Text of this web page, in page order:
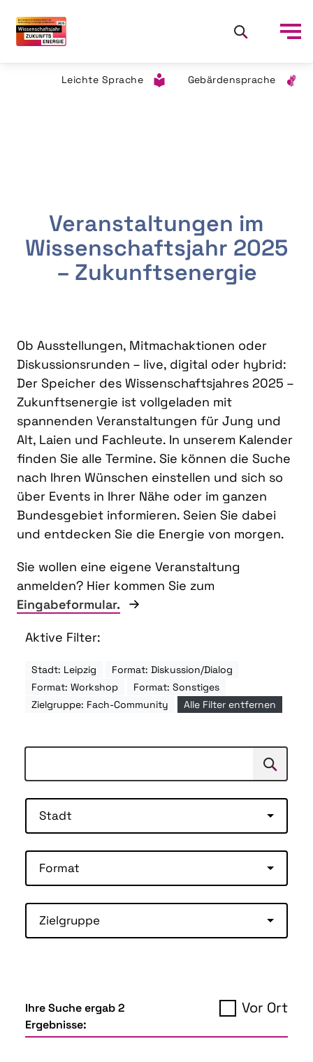
Leichte Sprache Gebärdensprache
Veranstaltungen im
Wissenschaftsjahr 2025
– Zukunftsenergie
Ob Ausstellungen, Mitmachaktionen oder
Diskussionsrunden – live, digital oder hybrid:
Der Speicher des Wissenschaftsjahres 2025 –
Zukunftsenergie ist vollgeladen mit
spannenden Veranstaltungen für Jung und
Alt, Laien und Fachleute. In unserem Kalender
finden Sie alle Termine. Sie können die Suche
nach Ihren Wünschen einstellen und sich so
über Events in Ihrer Nähe oder im ganzen
Bundesgebiet informieren. Seien Sie dabei
und entdecken Sie die Energie von morgen.
Sie wollen eine eigene Veranstaltung
anmelden? Hier kommen Sie zum
Eingabeformular.
Aktive Filter:
Stadt: Leipzig
Format: Diskussion/Dialog
Format: Workshop
Format: Sonstiges
Zielgruppe: Fach-Community
Alle Filter entfernen
Suchen
Stadt
Format
Zielgruppe
Ihre Suche ergab 2
Ergebnisse:
Vor Ort